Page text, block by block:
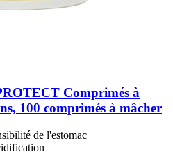
Comprimés à
100 comprimés à mâcher
de l'estomac